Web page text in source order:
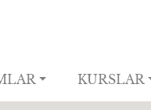
KURSLAR